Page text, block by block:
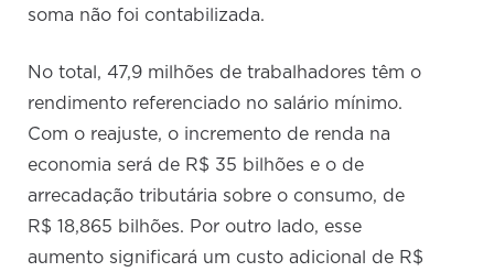
soma não foi contabilizada.
No total, 47,9 milhões de trabalhadores têm o
rendimento referenciado no salário mínimo.
Com o reajuste, o incremento de renda na
economia será de R$ 35 bilhões e o de
arrecadação tributária sobre o consumo, de
R$ 18,865 bilhões. Por outro lado, esse
aumento significará um custo adicional de R$